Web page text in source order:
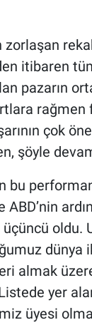
itibaren
pazarın
rağmen
çok
şöyle
bu
ABD’nin
üçüncü oldu.
dünya
almak üzere
yer
üyesi